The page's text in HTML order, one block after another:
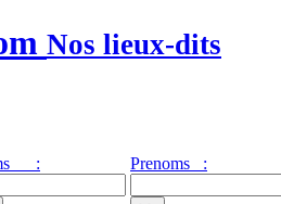
Nos lieux-dits
: Prenoms :